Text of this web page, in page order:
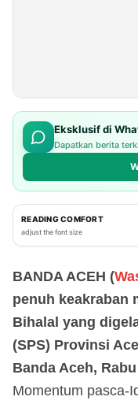
Eksklusif di
Dapatkan berita
READING COMFORT
adjust the font size
BANDA ACEH (
penuh keakraban
Bihalal yang
(SPS) Provinsi
Banda Aceh,
Momentum pasca-